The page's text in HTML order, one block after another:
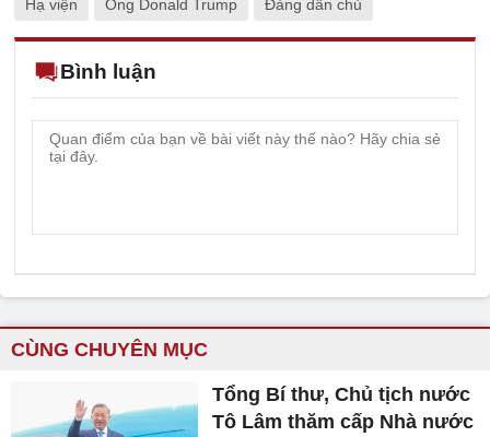
Hạ viện Ông Donald Trump Đảng dân chủ
Bình luận
CÙNG CHUYÊN MỤC
Tổng Bí thư, Chủ tịch nước
Tô Lâm thăm cấp Nhà nước